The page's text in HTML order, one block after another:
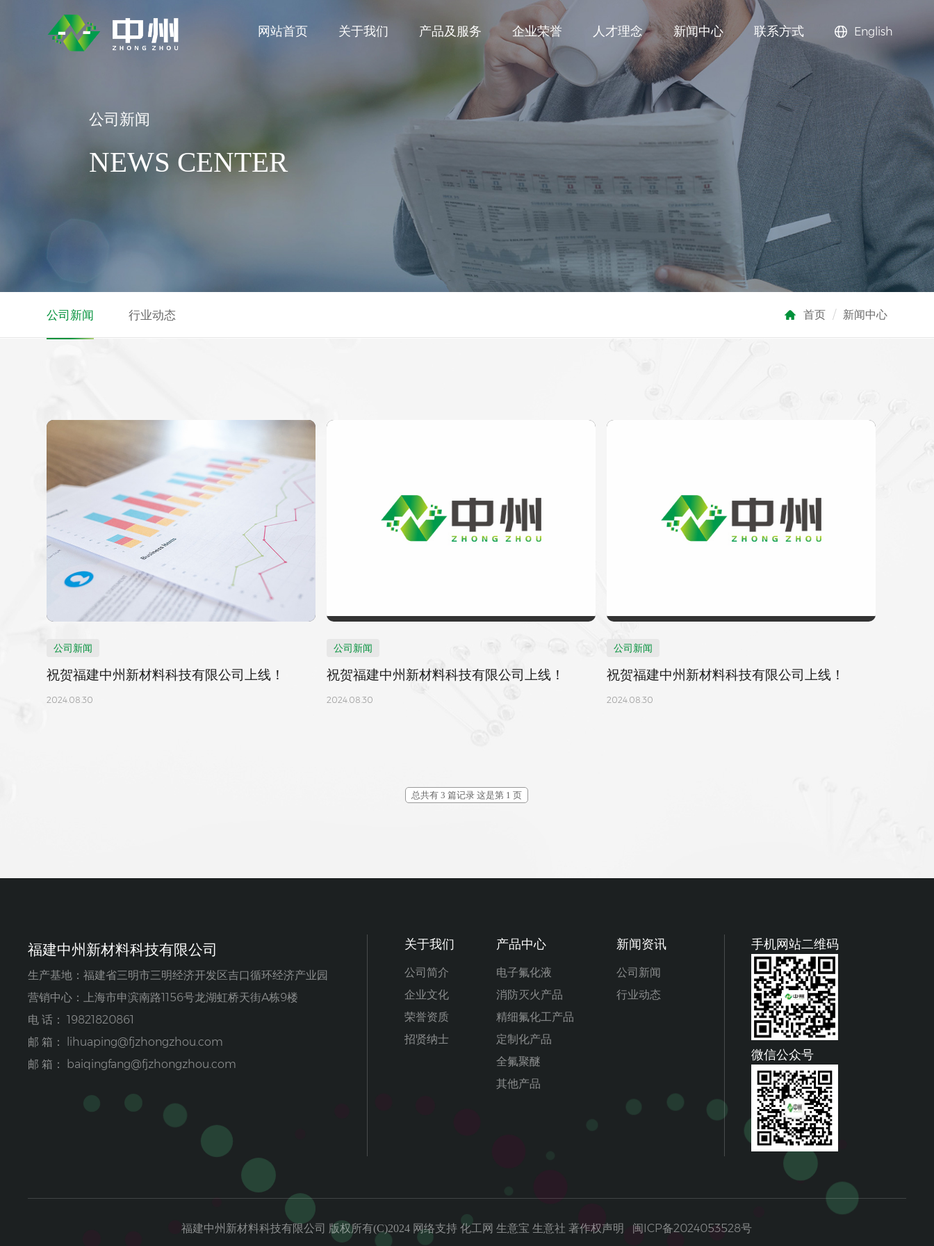
网站首页 关于我们 产品及服务 企业荣誉 人才理念 新闻中心 联系方式 English
关于我们
About us
公司简介
企业文化
产品中心
Product center
定制化产品
全氟聚醚
精细氟化工产品
新闻中心
News center
公司新闻
公司新闻
NEWS CENTER
首页 / 新闻中心
公司新闻 行业动态
公司新闻
祝贺福建中州新材料科技有限公司上线！
2024.08.30
公司新闻
祝贺福建中州新材料科技有限公司上线！
2024.08.30
公司新闻
祝贺福建中州新材料科技有限公司上线！
2024.08.30
总共有 3 篇记录 这是第 1 页
福建中州新材料科技有限公司
生产基地：福建省三明市三明经济开发区吉口循环经济产业园
营销中心：上海市申滨南路1156号龙湖虹桥天街A栋9楼
电 话： 19821820861
邮 箱：
lihuaping@fjzhongzhou.com
邮 箱： baiqingfang@fjzhongzhou.com
关于我们
公司简介
企业文化
荣誉资质
招贤纳士
产品中心
电子氟化液
消防灭火产品
精细氟化工产品
定制化产品
全氟聚醚
其他产品
新闻资讯
公司新闻
行业动态
手机网站二维码
微信公众号
福建中州新材料科技有限公司 版权所有(C)2024 网络支持 化工网 生意宝 生意社 著作权声明 闽ICP备2024053528号